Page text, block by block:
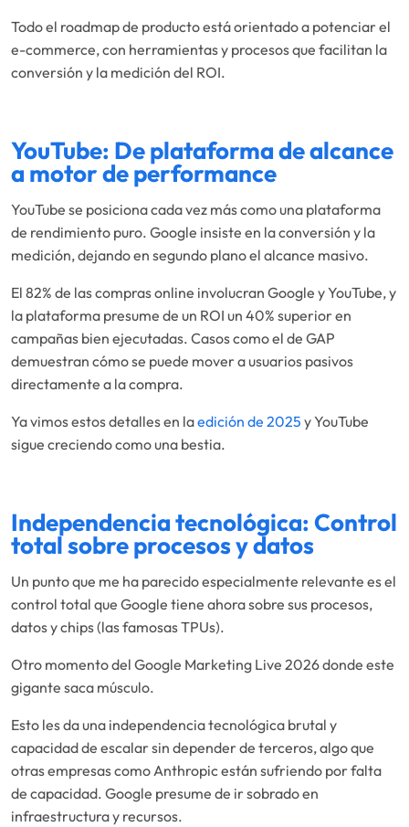
Todo el roadmap de producto está orientado a potenciar el
e-commerce, con herramientas y procesos que facilitan la
conversión y la medición del ROI.
YouTube: De plataforma de alcance
a motor de performance
YouTube se posiciona cada vez más como una plataforma
de rendimiento puro. Google insiste en la conversión y la
medición, dejando en segundo plano el alcance masivo.
El 82% de las compras online involucran Google y YouTube, y
la plataforma presume de un ROI un 40% superior en
campañas bien ejecutadas. Casos como el de GAP
demuestran cómo se puede mover a usuarios pasivos
directamente a la compra.
Ya vimos estos detalles en laedición de 2025 y YouTube
sigue creciendo como una bestia.
Independencia tecnológica: Control
total sobre procesos y datos
Un punto que me ha parecido especialmente relevante es el
control total que Google tiene ahora sobre sus procesos,
datos y chips (las famosas TPUs).
Otro momento del Google Marketing Live 2026 donde este
gigante saca músculo.
Esto les da una independencia tecnológica brutal y
capacidad de escalar sin depender de terceros, algo que
otras empresas como Anthropic están sufriendo por falta
de capacidad. Google presume de ir sobrado en
infraestructura y recursos.